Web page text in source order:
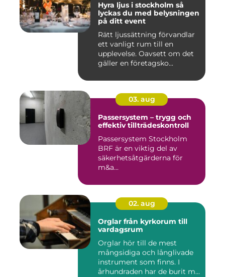
Hyra ljus i stockholm så
lyckas du med belysningen
på ditt event
Rätt ljussättning förvandlar
ett vanligt rum till en
upplevelse. Oavsett om det
gäller en företagsko...
03. aug
Passersystem – trygg och
effektiv tillträdeskontroll
Passersystem Stockholm
BRF är en viktig del av
säkerhetsåtgärderna för
m&a...
02. aug
Orglar från kyrkorum till
vardagsrum
Orglar hör till de mest
mångsidiga och långlivade
instrument som finns. I
århundraden har de burit m...